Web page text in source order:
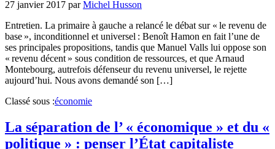
27 janvier 2017 parMichel Husson
Entretien. La primaire à gauche a relancé le débat sur « le revenu de
base », inconditionnel et universel : Benoît Hamon en fait l’une de
ses principales propositions, tandis que Manuel Valls lui oppose son
« revenu décent » sous condition de ressources, et que Arnaud
Montebourg, autrefois défenseur du revenu universel, le rejette
aujourd’hui. Nous avons demandé son […]
Classé sous :économie
La séparation de l’ « économique » et du «
politique » : penser l’État capitaliste